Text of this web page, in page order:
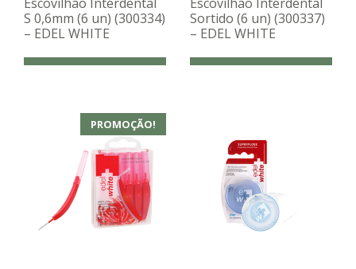
S 0,6mm (6 un) (300334)
– EDEL WHITE
Sortido (6 un) (300337)
– EDEL WHITE
PROMOÇÃO!